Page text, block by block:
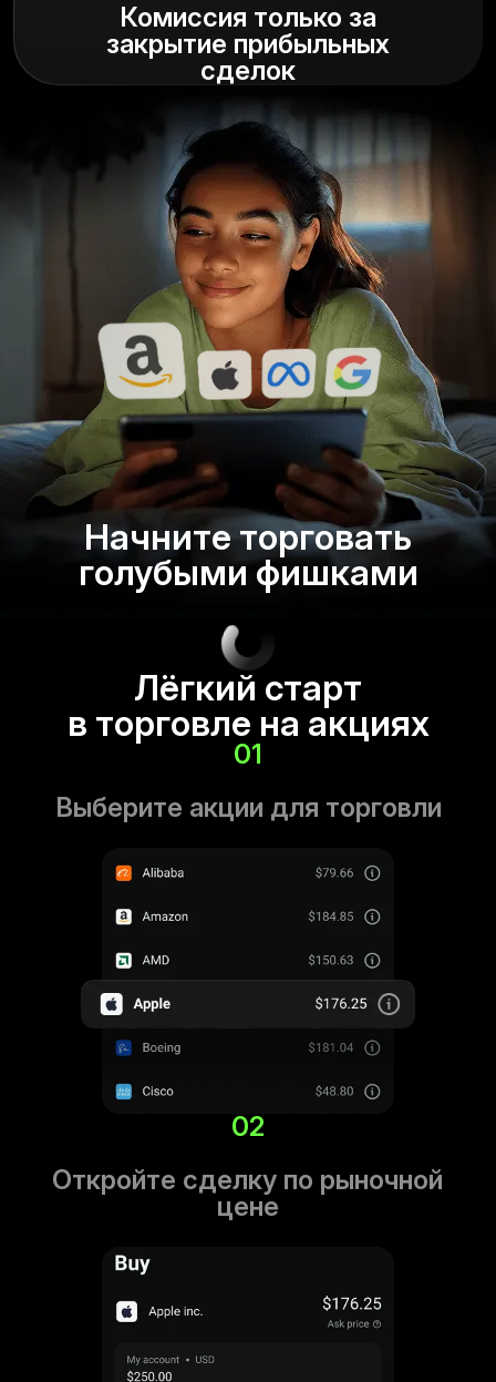
Комиссия только за
закрытие прибыльных
сделок
Начните торговать
голубыми фишками
Лёгкий старт
в торговле на акциях
01
Выберите акции для торговли
02
Откройте сделку по рыночной
цене